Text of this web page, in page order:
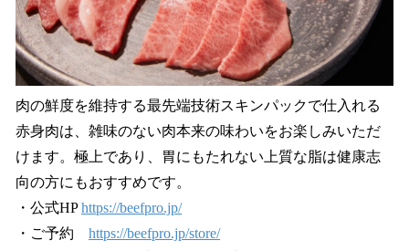
肉の鮮度を維持する最先端技術スキンパックで仕入れる
赤身肉は、雑味のない肉本来の味わいをお楽しみいただ
けます。極上であり、胃にもたれない上質な脂は健康志
向の方にもおすすめです。
・公式HPhttps://beefpro.jp/
・ご予約 https://beefpro.jp/store/